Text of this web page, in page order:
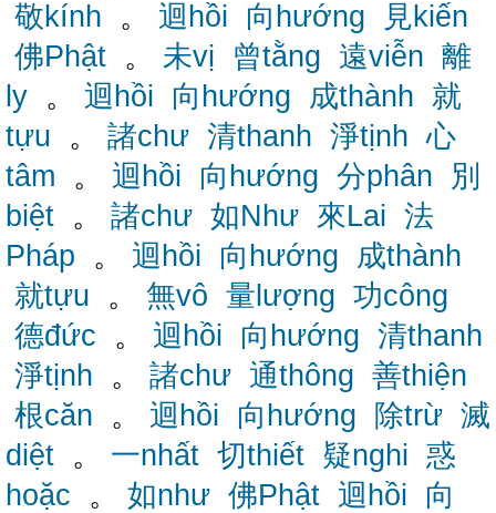
敬kính 。 迴hồi 向hướng
見kiến
佛Phật 。 未vị 曾tằng 遠viễn 離
ly 。 迴hồi 向hướng 成thành 就
tựu 。 諸chư 清thanh 淨tịnh 心
tâm 。 迴hồi 向hướng 分phân
別
biệt 。 諸chư 如Như 來Lai 法
Pháp 。 迴hồi 向hướng
成thành
就tựu 。 無vô 量lượng 功công
德đức 。 迴hồi 向hướng 清thanh
淨tịnh 。 諸chư 通thông 善thiện
根căn 。 迴hồi 向hướng 除trừ 滅
diệt 。 一nhất 切thiết 疑nghi 惑
hoặc 。 如như 佛Phật 迴hồi
向